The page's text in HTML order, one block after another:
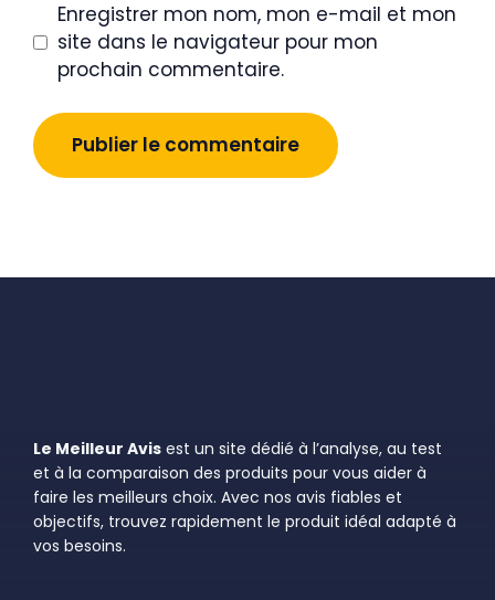
Enregistrer mon nom, mon e-mail et mon
site dans le navigateur pour mon
prochain commentaire.
Le Meilleur Avis est un site dédié à l’analyse, au test
et à la comparaison des produits pour vous aider à
faire les meilleurs choix. Avec nos avis fiables et
objectifs, trouvez rapidement le produit idéal adapté à
vos besoins.